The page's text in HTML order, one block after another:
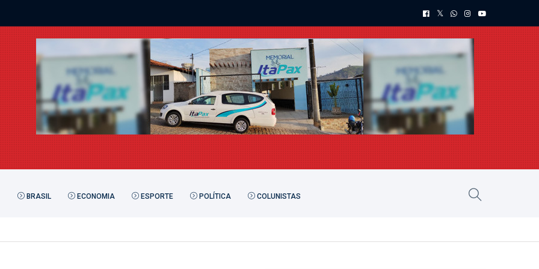
BRASIL ECONOMIA ESPORTE POLÍTICA COLUNISTAS